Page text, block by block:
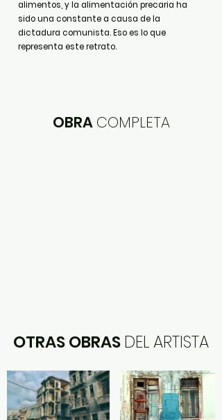
alimentos, y la alimentación precaria ha
sido una constante a causa de la
dictadura comunista. Eso es lo que
representa este retrato.
OBRA COMPLETA
OTRAS OBRASDEL ARTISTA